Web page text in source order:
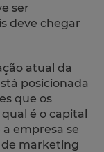
ser
deve chegar
atual da
posicionada
que os
é o capital
empresa se
marketing